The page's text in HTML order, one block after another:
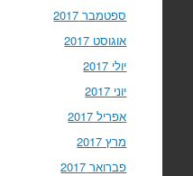
ספטמבר 2017
אוגוסט 2017
יולי 2017
יוני 2017
אפריל 2017
מרץ 2017
פברואר 2017